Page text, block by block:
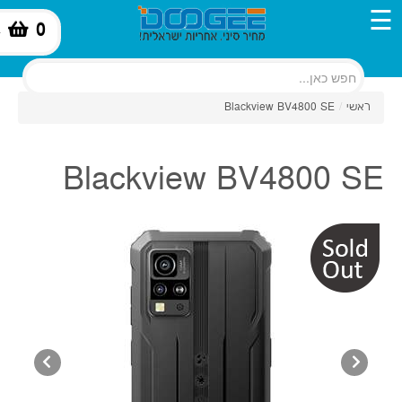
0 ☰
ראשי /
Blackview BV4800 SE
Blackview BV4800 SE